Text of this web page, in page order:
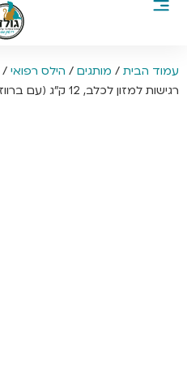
עמוד הבית / מותגים / הילס רפואי
רגישות למזון לכלב, 12 ק”ג (עם ברווז ואורז)